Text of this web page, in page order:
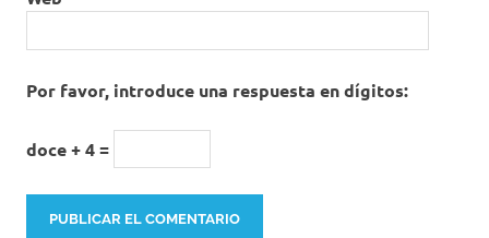
Por favor, introduce una respuesta en dígitos:
doce + 4 =